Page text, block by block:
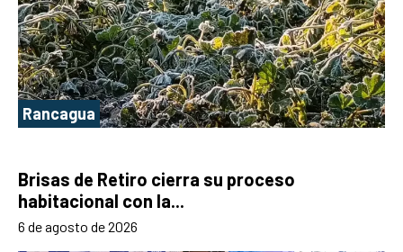
Rancagua
Brisas de Retiro cierra su proceso
habitacional con la...
6 de agosto de 2026